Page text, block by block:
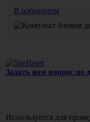
В избранном
Задать нам вопрос по
Используется для